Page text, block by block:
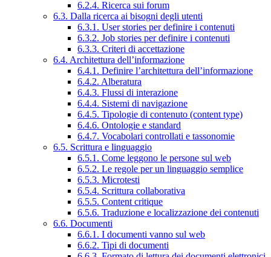
6.2.4. Ricerca sui forum
6.3. Dalla ricerca ai bisogni degli utenti
6.3.1. User stories per definire i contenuti
6.3.2. Job stories per definire i contenuti
6.3.3. Criteri di accettazione
6.4. Architettura dell’informazione
6.4.1. Definire l’architettura dell’informazione
6.4.2. Alberatura
6.4.3. Flussi di interazione
6.4.4. Sistemi di navigazione
6.4.5. Tipologie di contenuto (content type)
6.4.6. Ontologie e standard
6.4.7. Vocabolari controllati e tassonomie
6.5. Scrittura e linguaggio
6.5.1. Come leggono le persone sul web
6.5.2. Le regole per un linguaggio semplice
6.5.3. Microtesti
6.5.4. Scrittura collaborativa
6.5.5. Content critique
6.5.6. Traduzione e localizzazione dei contenuti
6.6. Documenti
6.6.1. I documenti vanno sul web
6.6.2. Tipi di documenti